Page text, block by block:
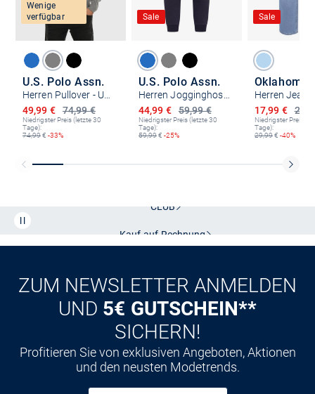
Wenige
verfügbar
U.S. Polo Assn.
Herren Pullover - USLogaan
74,99 €
Ermäßigter Preis
49,99 €
Niedrigster Preis (letzte 30
Tage):
74,99€ -33%
Sale
U.S. Polo Assn.
Herren Jogginghose - USNaate
59,99 €
Ermäßigter Preis
44,99 €
Niedrigster Preis (letzte 30
Tage):
59,99€ -25%
Sale
Oklahoma
Herren Jeans
Ermäßigter
17,99 €
Niedrigster Preis
Tage):
29,99€ -40%
Kostenlose Lieferung und Retoure mit unserem Friends
CLUB
ZUM NEWSLETTER ANMELDEN
UND 5€ GUTSCHEIN**
SICHERN!
Profitieren Sie von exklusiven Angeboten, Aktionen
und den neusten Modetrends.